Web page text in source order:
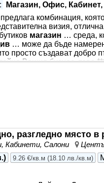
Магазин, Офис,
комбинация,
визия,
магазин … среда,
… може да бъде
просто създават добро
Вашия бизнес, това
разгледно място в
Кабинети, Салони
) 9.26 €/кв.м (18.10 лв./кв.м)